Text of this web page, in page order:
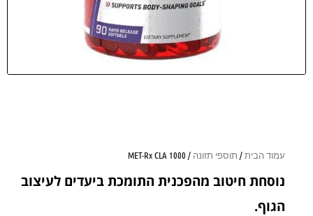
עמוד הבית/ תוספי תזונה / MET-Rx CLA 1000
נוסחת חיטוב מהפכנית התומכת ביעדים לעיצוב
הגוף.